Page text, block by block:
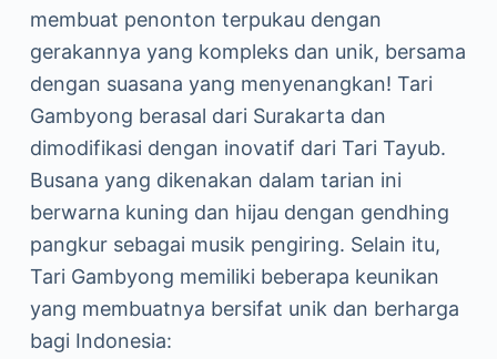
membuat penonton terpukau dengan
gerakannya yang kompleks dan unik, bersama
dengan suasana yang menyenangkan! Tari
Gambyong berasal dari Surakarta dan
dimodifikasi dengan inovatif dari Tari Tayub.
Busana yang dikenakan dalam tarian ini
berwarna kuning dan hijau dengan gendhing
pangkur sebagai musik pengiring. Selain itu,
Tari Gambyong memiliki beberapa keunikan
yang membuatnya bersifat unik dan berharga
bagi Indonesia: